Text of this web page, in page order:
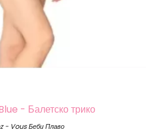
- Балетско трико
- Vous Беби Плаво